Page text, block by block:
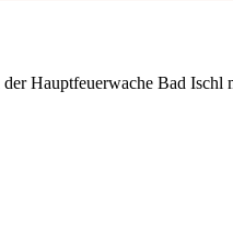
Hauptfeuerwache Bad Ischl